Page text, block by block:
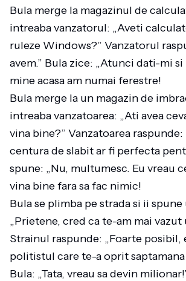
Bula merge la magazinul de
intreaba vanzatorul: „Aveti
ruleze Windows?” Vanzatorul
avem.” Bula zice: „Atunci dati-mi
mine acasa am numai ferestre!
Bula merge la un magazin de
intreaba vanzatoarea: „Ati avea
vina bine?” Vanzatoarea raspunde:
centura de slabit ar fi perfecta
spune: „Nu, multumesc. Eu vreau
vina bine fara sa fac nimic!
Bula se plimba pe strada si ii
„Prietene, cred ca te-am mai vazut
Strainul raspunde: „Foarte posibil,
politistul care te-a oprit
Bula: „Tata, vreau sa devin